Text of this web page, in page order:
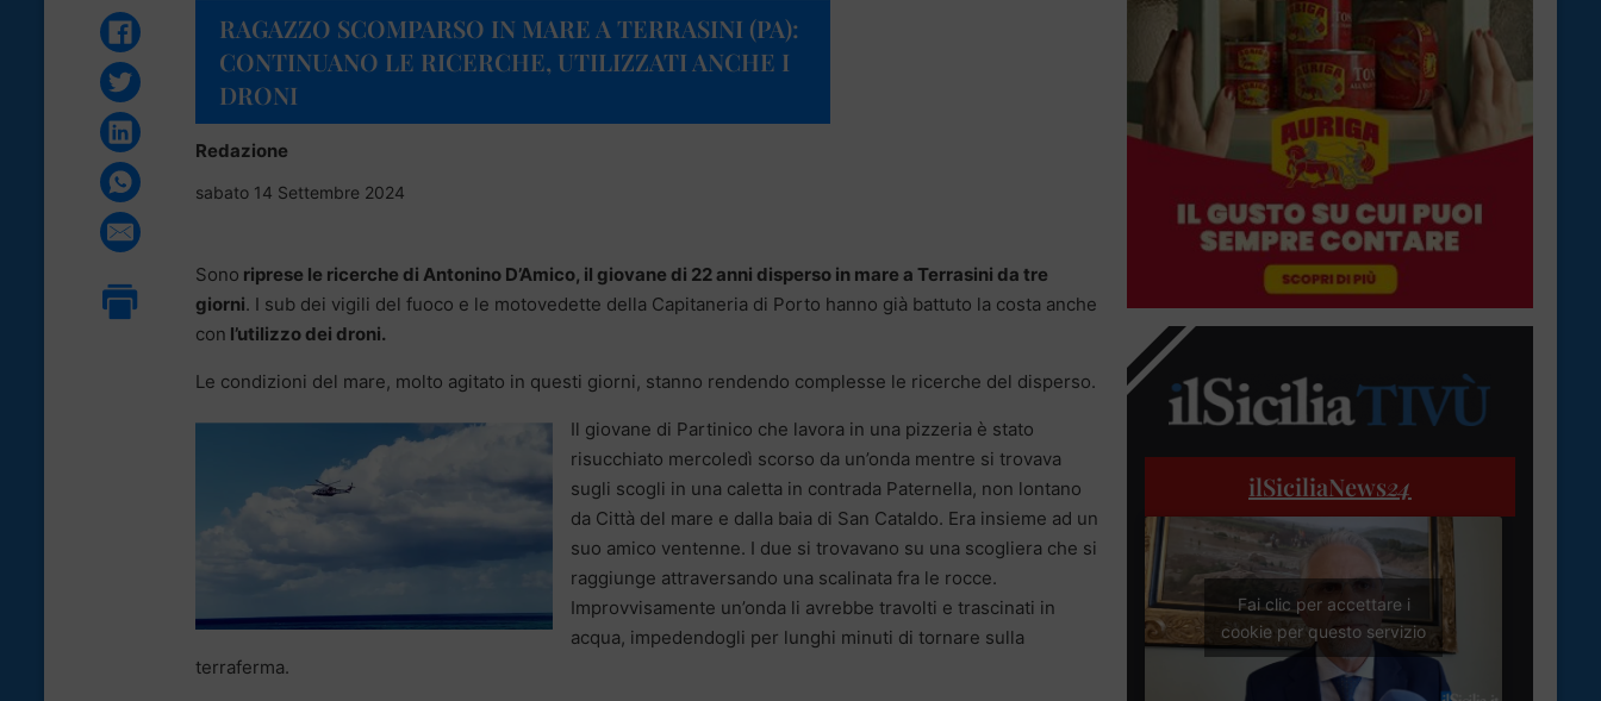
RAGAZZO SCOMPARSO IN MARE A TERRASINI (PA):
CONTINUANO LE RICERCHE, UTILIZZATI ANCHE I
DRONI
Redazione
sabato 14 Settembre 2024
Sono riprese le ricerche di Antonino D’Amico, il giovane di 22 anni disperso in mare a Terrasini da tre
giorni. I sub dei vigili del fuoco e le motovedette della Capitaneria di Porto hanno già battuto la costa anche
con l’utilizzo dei droni.
Le condizioni del mare, molto agitato in questi giorni, stanno rendendo complesse le ricerche del disperso.
Il giovane di Partinico che lavora in una pizzeria è stato
risucchiato mercoledì scorso da un’onda mentre si trovava
sugli scogli in una caletta in contrada Paternella, non lontano
da Città del mare e dalla baia di San Cataldo. Era insieme ad un
suo amico ventenne. I due si trovavano su una scogliera che si
raggiunge attraversando una scalinata fra le rocce.
Improvvisamente un’onda li avrebbe travolti e trascinati in
acqua, impedendogli per lunghi minuti di tornare sulla
terraferma.
ilSiciliaNews24
Fai clic per accettare i
cookie per questo servizio